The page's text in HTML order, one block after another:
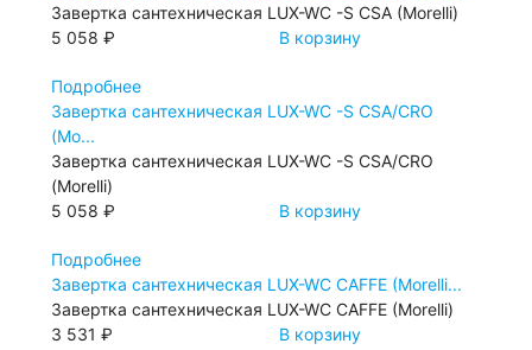
Завертка сантехническая LUX-WC -S CSA (Morelli)
5 058 ₽
В корзину
Подробнее
Завертка сантехническая LUX-WC -S CSA/CRO
(Mo...
Завертка сантехническая LUX-WC -S CSA/CRO
(Morelli)
5 058 ₽
В корзину
Подробнее
Завертка сантехническая LUX-WC CAFFE (Morelli...
Завертка сантехническая LUX-WC CAFFE (Morelli)
3 531 ₽
В корзину